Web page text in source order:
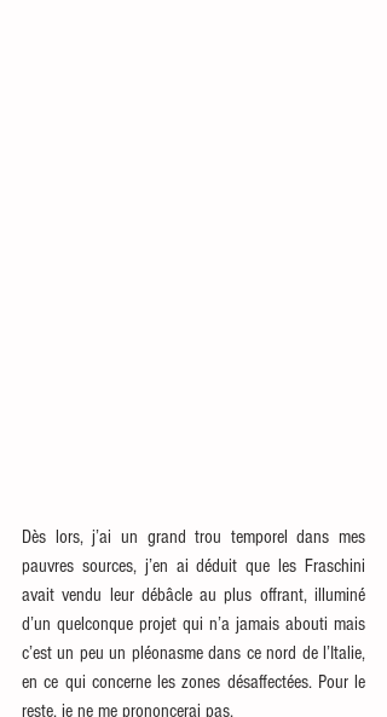
Dès lors, j’ai un grand trou temporel dans mes
pauvres sources, j’en ai déduit que les Fraschini
avait vendu leur débâcle au plus offrant, illuminé
d’un quelconque projet qui n’a jamais abouti mais
c’est un peu un pléonasme dans ce nord de l’Italie,
en ce qui concerne les zones désaffectées. Pour le
reste, je ne me prononcerai pas.